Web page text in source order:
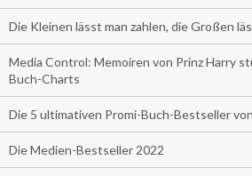
Die Kleinen lässt man zahlen, die Großen
Media Control: Memoiren von Prinz Harry
Buch-Charts
Die 5 ultimativen Promi-Buch-Bestseller
Die Medien-Bestseller 2022